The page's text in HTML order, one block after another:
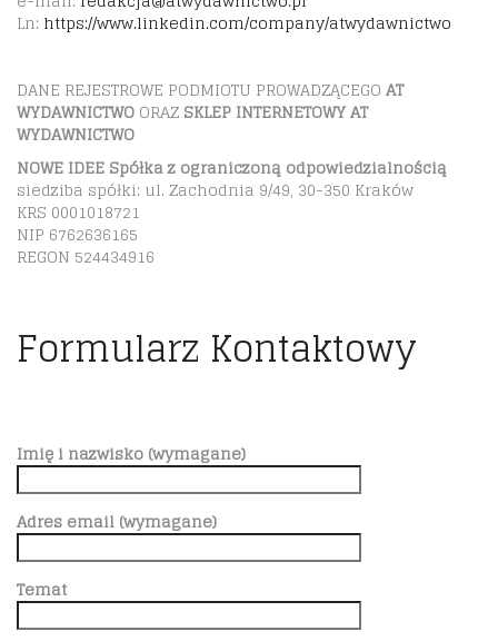
Ln: https://www.linkedin.com/company/atwydawnictwo
DANE REJESTROWE PODMIOTU PROWADZĄCEGO AT
WYDAWNICTWO ORAZ SKLEP INTERNETOWY AT
WYDAWNICTWO
NOWE IDEE Spółka z ograniczoną odpowiedzialnością
siedziba spółki: ul. Zachodnia 9/49, 30-350 Kraków
KRS 0001018721
NIP 6762636165
REGON 524434916
Formularz Kontaktowy
Imię i nazwisko (wymagane)
Adres email (wymagane)
Temat